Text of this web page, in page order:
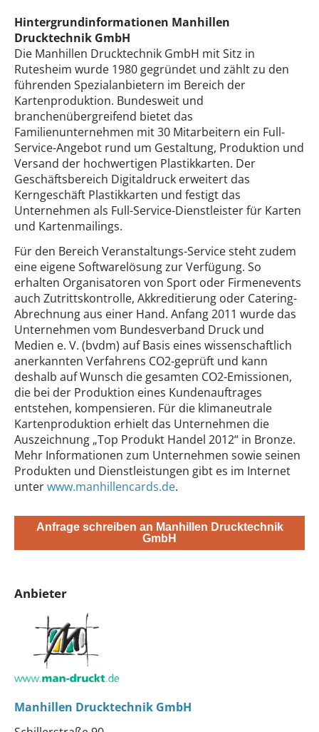
Hintergrundinformationen Manhillen
Drucktechnik GmbH
Die Manhillen Drucktechnik GmbH mit Sitz in
Rutesheim wurde 1980 gegründet und zählt zu den
führenden Spezialanbietern im Bereich der
Kartenproduktion. Bundesweit und
branchenübergreifend bietet das
Familienunternehmen mit 30 Mitarbeitern ein Full-
Service-Angebot rund um Gestaltung, Produktion und
Versand der hochwertigen Plastikkarten. Der
Geschäftsbereich Digitaldruck erweitert das
Kerngeschäft Plastikkarten und festigt das
Unternehmen als Full-Service-Dienstleister für Karten
und Kartenmailings.
Für den Bereich Veranstaltungs-Service steht zudem
eine eigene Softwarelösung zur Verfügung. So
erhalten Organisatoren von Sport oder Firmenevents
auch Zutrittskontrolle, Akkreditierung oder Catering-
Abrechnung aus einer Hand. Anfang 2011 wurde das
Unternehmen vom Bundesverband Druck und
Medien e. V. (bvdm) auf Basis eines wissenschaftlich
anerkannten Verfahrens CO2-geprüft und kann
deshalb auf Wunsch die gesamten CO2-Emissionen,
die bei der Produktion eines Kundenauftrages
entstehen, kompensieren. Für die klimaneutrale
Kartenproduktion erhielt das Unternehmen die
Auszeichnung „Top Produkt Handel 2012“ in Bronze.
Mehr Informationen zum Unternehmen sowie seinen
Produkten und Dienstleistungen gibt es im Internet
unterwww.manhillencards.de.
Anfrage schreiben an Manhillen Drucktechnik
GmbH
Anbieter
Manhillen Drucktechnik GmbH